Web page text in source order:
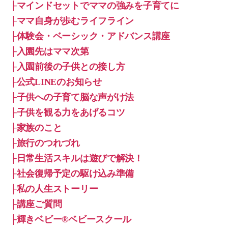
├マインドセットでママの強みを子育てに
├ママ自身が歩むライフライン
├体験会・ベーシック・アドバンス講座
├入園先はママ次第
├入園前後の子供との接し方
├公式LINEのお知らせ
├子供への子育て脳な声がけ法
├子供を観る力をあげるコツ
├家族のこと
├旅行のつれづれ
├日常生活スキルは遊びで解決！
├社会復帰予定の駆け込み準備
├私の人生ストーリー
├講座ご質問
├輝きベビー®ベビースクール